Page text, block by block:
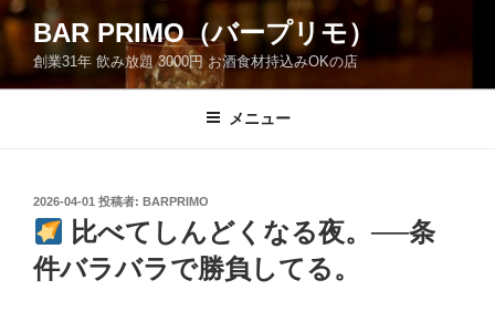
コ
ン
ン
BAR PRIMO（バープリモ）
創業31年 飲み放題 3000円 お酒食材持込みOKの店
メニュー
投
稿
日:
2026-04-01 投稿者: BARPRIMO
比べてしんどくなる夜。──条
件バラバラで勝負してる。